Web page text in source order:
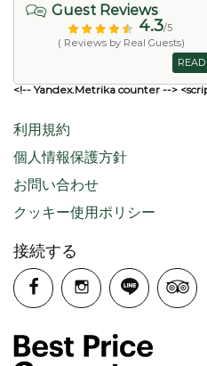
Guest Reviews
4.3/5
( Reviews by Real Guests)
<!-- Yandex.Metrika counter -->
利用規約
個人情報保護方針
お問い合わせ
クッキー使用ポリシー
接続する